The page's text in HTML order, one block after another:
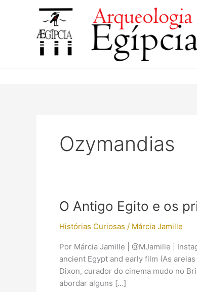
Ozymandias
O Antigo Egito e os
Histórias Curiosas / Márcia Jamille
Por Márcia Jamille | @MJamille |
ancient Egypt and early film (As
Dixon, curador do cinema mudo no
abordar alguns […]